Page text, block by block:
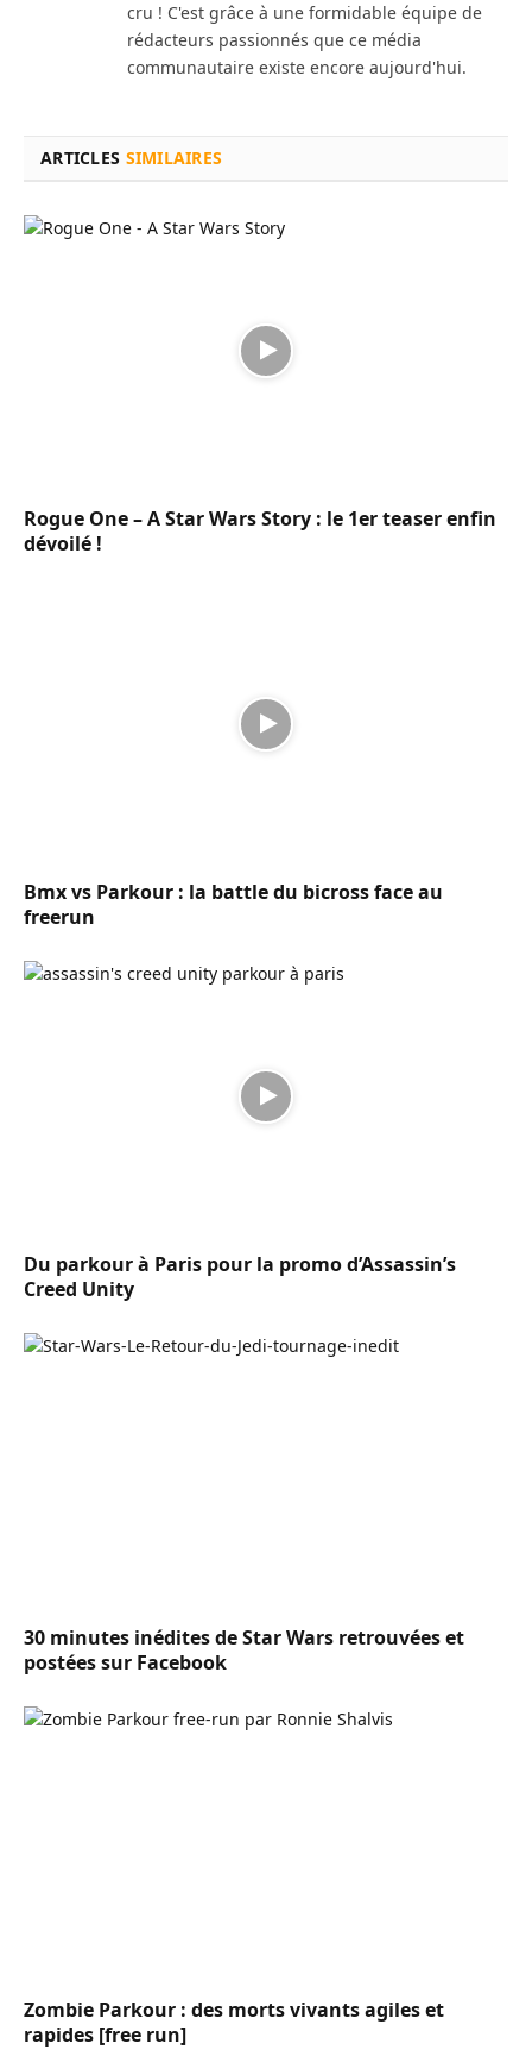
cru ! C'est grâce à une formidable équipe de
rédacteurs passionnés que ce média
communautaire existe encore aujourd'hui.
ARTICLES SIMILAIRES
Rogue One – A Star Wars Story : le 1er teaser enfin
dévoilé !
Bmx vs Parkour : la battle du bicross face au
freerun
Du parkour à Paris pour la promo d’Assassin’s
Creed Unity
30 minutes inédites de Star Wars retrouvées et
postées sur Facebook
Zombie Parkour : des morts vivants agiles et
rapides [free run]